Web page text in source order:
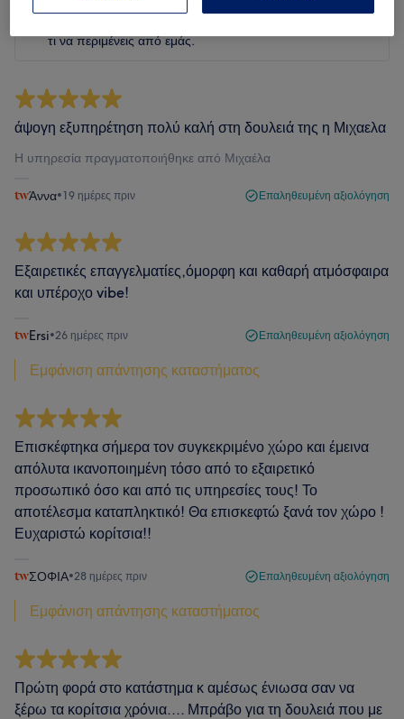
τι να περιμένεις από εμάς.
άψογη εξυπηρέτηση πολύ καλή στη δουλειά της η Μιχαελα
Η υπηρεσία πραγματοποιήθηκε από Μιχαέλα
Άννα•19 ημέρες πριν Επαληθευμένη αξιολόγηση
Εξαιρετικές επαγγελματίες,όμορφη και καθαρή ατμόσφαιρα
και υπέροχο vibe!
Ersi•26 ημέρες πριν Επαληθευμένη αξιολόγηση
Εμφάνιση απάντησης καταστήματος
Επισκέφτηκα σήμερα τον συγκεκριμένο χώρο και έμεινα
απόλυτα ικανοποιημένη τόσο από το εξαιρετικό
προσωπικό όσο και από τις υπηρεσίες τους! Το
αποτέλεσμα καταπληκτικό! Θα επισκεφτώ ξανά τον χώρο !
Ευχαριστώ κορίτσια!!
ΣΟΦΙΑ•28 ημέρες πριν Επαληθευμένη αξιολόγηση
Εμφάνιση απάντησης καταστήματος
Πρώτη φορά στο κατάστημα κ αμέσως ένιωσα σαν να
ξέρω τα κορίτσια χρόνια.... Μπράβο για τη δουλειά που με